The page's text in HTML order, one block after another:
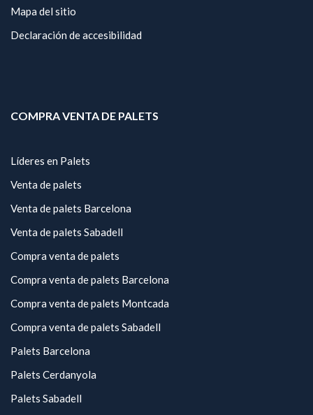
Mapa del sitio
Declaración de accesibilidad
COMPRA VENTA DE PALETS
Líderes en Palets
Venta de palets
Venta de palets Barcelona
Venta de palets Sabadell
Compra venta de palets
Compra venta de palets Barcelona
Compra venta de palets Montcada
Compra venta de palets Sabadell
Palets Barcelona
Palets Cerdanyola
Palets Sabadell